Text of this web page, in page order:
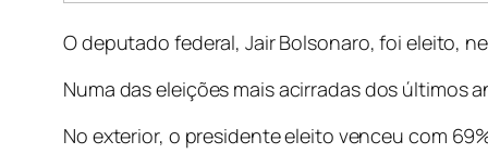
O deputado federal, Jair Bolsonaro, foi eleito,
Numa das eleições mais acirradas dos últimos
No exterior, o presidente eleito venceu com